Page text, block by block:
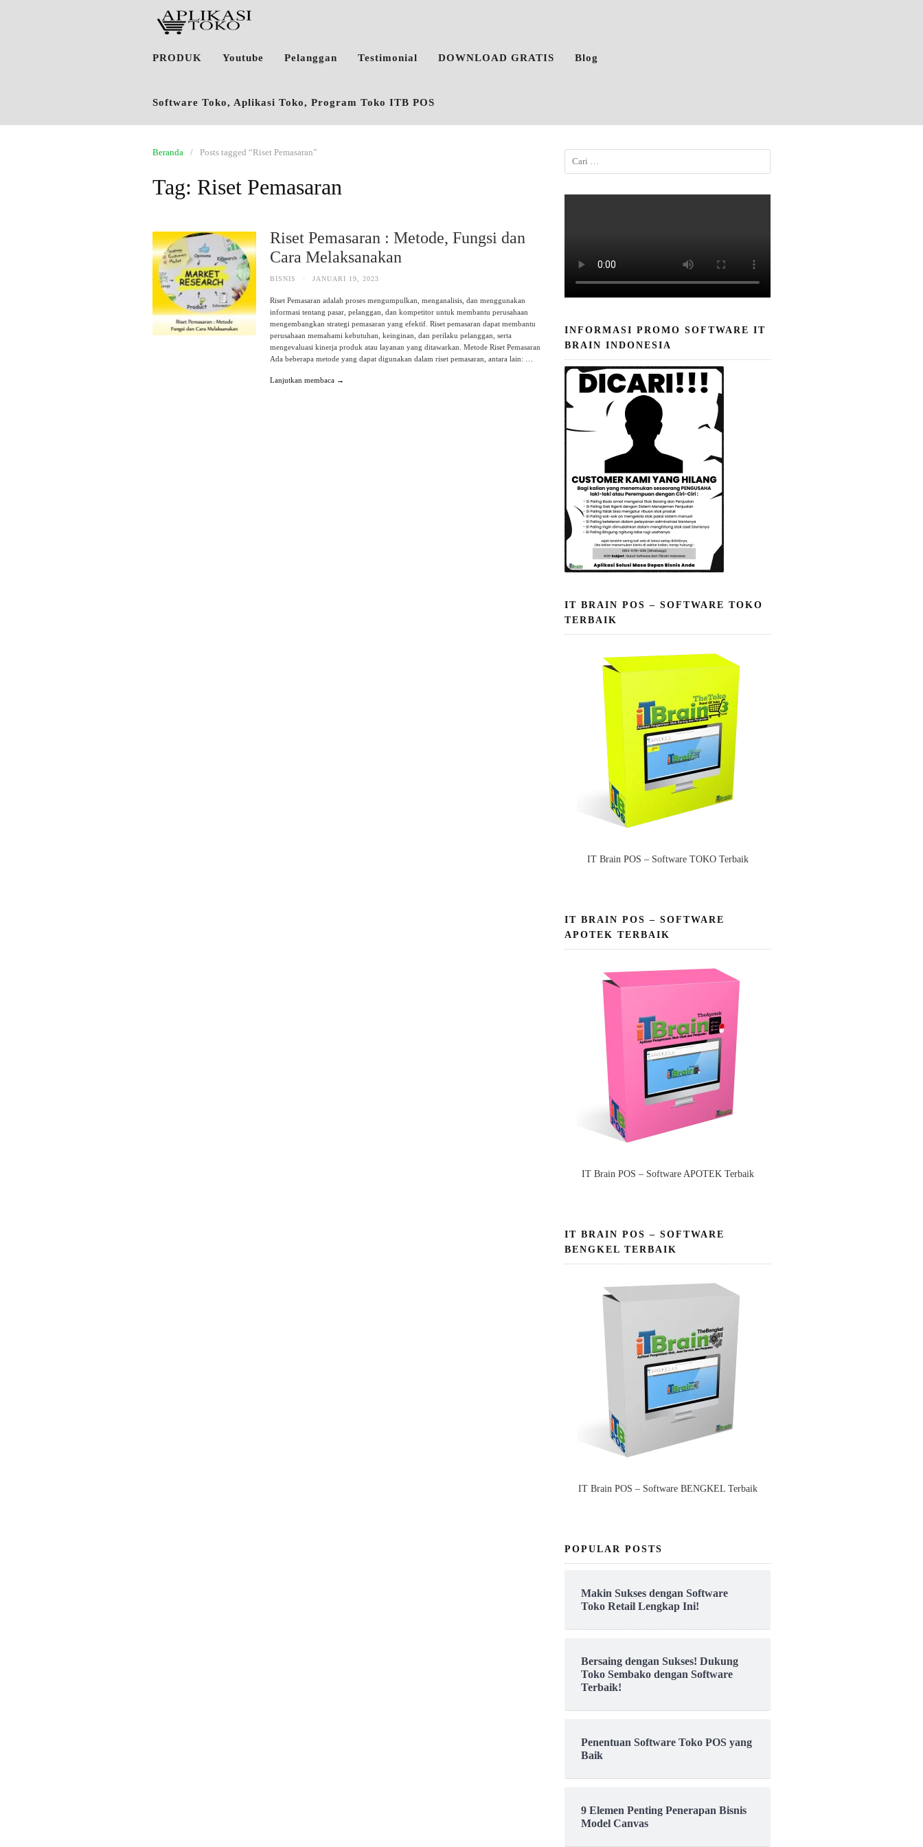
PRODUK Youtube Pelanggan Testimonial DOWNLOAD GRATIS Blog
Software Toko, Aplikasi Toko, Program Toko ITB POS
Beranda Posts tagged “Riset Pemasaran”
Tag: Riset Pemasaran
Riset Pemasaran : Metode, Fungsi dan
Cara Melaksanakan
BISNIS · JANUARI 19, 2023
Riset Pemasaran adalah proses mengumpulkan, menganalisis, dan menggunakan
informasi tentang pasar, pelanggan, dan kompetitor untuk membantu perusahaan
mengembangkan strategi pemasaran yang efektif. Riset pemasaran dapat membantu
perusahaan memahami kebutuhan, keinginan, dan perilaku pelanggan, serta
mengevaluasi kinerja produk atau layanan yang ditawarkan. Metode Riset Pemasaran
Ada beberapa metode yang dapat digunakan dalam riset pemasaran, antara lain: …
Lanjutkan membaca →
INFORMASI PROMO SOFTWARE IT
BRAIN INDONESIA
IT BRAIN POS – SOFTWARE TOKO
TERBAIK
IT Brain POS – Software TOKO Terbaik
IT BRAIN POS – SOFTWARE
APOTEK TERBAIK
IT Brain POS – Software APOTEK Terbaik
IT BRAIN POS – SOFTWARE
BENGKEL TERBAIK
IT Brain POS – Software BENGKEL Terbaik
POPULAR POSTS
Makin Sukses dengan Software
Toko Retail Lengkap Ini!
Bersaing dengan Sukses! Dukung
Toko Sembako dengan Software
Terbaik!
Penentuan Software Toko POS yang
Baik
9 Elemen Penting Penerapan Bisnis
Model Canvas